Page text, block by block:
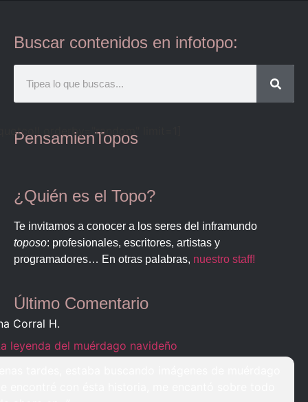
Buscar contenidos en infotopo:
PensamienTopos
orderby="random" limit=1]
¿Quién es el Topo?
Te invitamos a conocer a los seres del inframundo
toposo: profesionales, escritores, artistas y
programadores… En otras palabras, nuestro staff!
Último Comentario
Corral H.
leyenda del muérdago navideño